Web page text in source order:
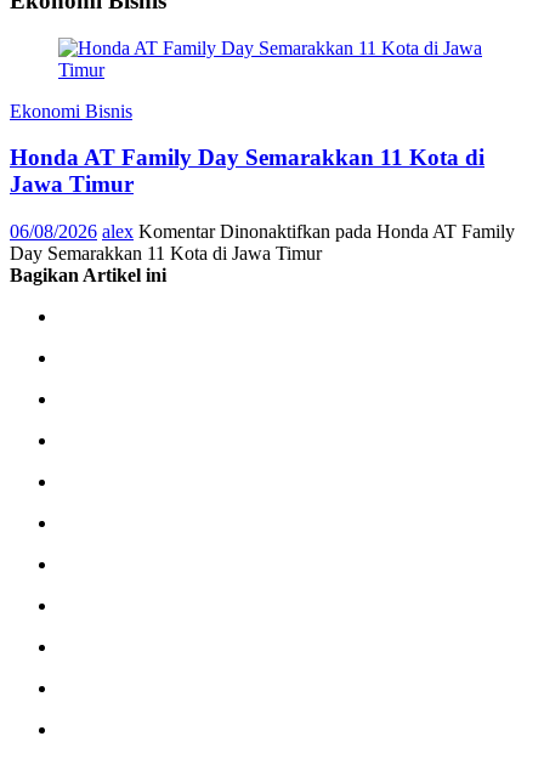
Ekonomi Bisnis
Honda AT Family Day Semarakkan 11 Kota di
Jawa Timur
06/08/2026 alex Komentar Dinonaktifkan pada Honda AT Family
Day Semarakkan 11 Kota di Jawa Timur
Bagikan Artikel ini